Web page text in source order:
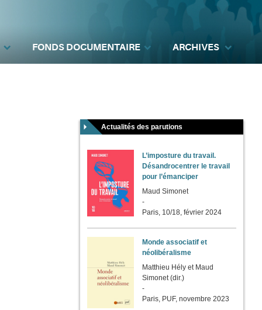
FONDS DOCUMENTAIRE ARCHIVES
Actualités des parutions
L’imposture du travail.
Désandrocentrer le travail
pour l’émanciper
Maud Simonet
-
Paris, 10/18, février 2024
Monde associatif et
néolibéralisme
Matthieu Hély et Maud
Simonet (dir.)
-
Paris, PUF, novembre 2023